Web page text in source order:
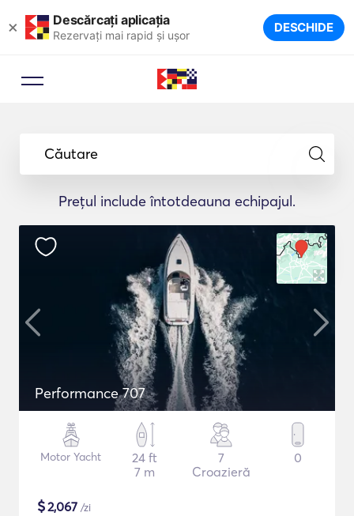
× Descărcați aplicația
Rezervați mai rapid și ușor DESCHIDE
Căutare
Prețul include întotdeauna echipajul.
Performance 707
Motor Yacht
24 ft
7 m
7
Croazieră
0
$2,067 /zi